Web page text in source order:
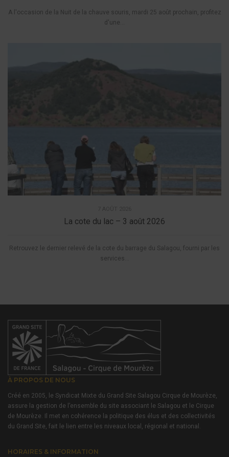
A l'occasion de la Nuit de la chauve souris, mardi 25 août prochain, profitez
d'une...
La cote du lac – 3 août 2026
Retrouvez le dernier relevé de la cote du barrage du Salagou, fourni par les
services...
À PROPOS DE NOUS
Créé en 2005, le Syndicat Mixte du Grand Site Salagou Cirque de Mourèze,
assure la gestion de l’ensemble du site associant le Salagou et le Cirque
de Mourèze. Il met en cohérence la politique des élus et des collectivités
du Grand Site, fait le lien entre les niveaux local, régional et national.
HORAIRES & INFORMATION